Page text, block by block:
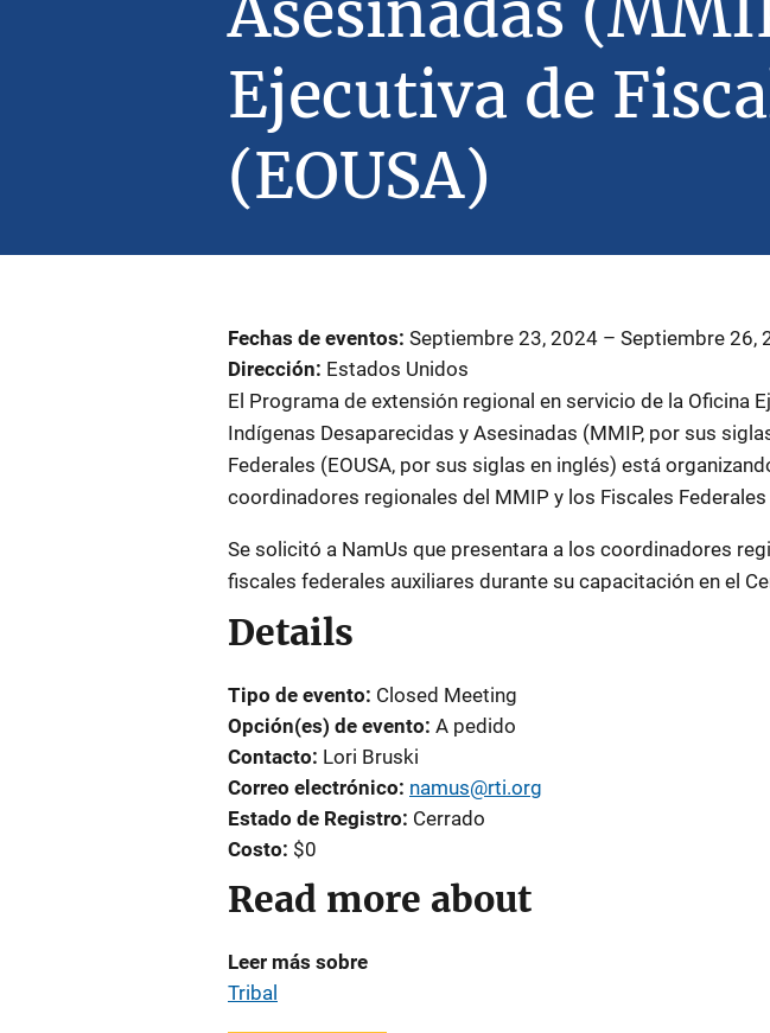
Ejecutiva de
(EOUSA)
Fechas de eventos Septiembre 23, 2024 – Septiembre 26,
Dirección Estados Unidos
El Programa de extensión regional en servicio de la Oficina
Indígenas Desaparecidas y Asesinadas (MMIP, por sus
Federales (EOUSA, por sus siglas en inglés) está
coordinadores regionales del MMIP y los Fiscales Federales
Se solicitó a NamUs que presentara a los coordinadores
fiscales federales auxiliares durante su capacitación en el
Details
Tipo de evento Closed Meeting
Opción(es) de evento A pedido
Contacto Lori Bruski
Correo electrónico namus@rti.org
Estado de Registro Cerrado
Costo $0
Read more about
Leer más sobre
Tribal